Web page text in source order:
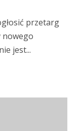
przetarg
nowego
jest...